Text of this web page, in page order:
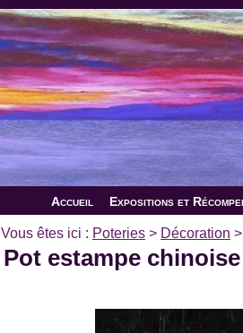
Accueil Expositions et
Vous êtes ici : Poteries > Décoration >
Pot estampe